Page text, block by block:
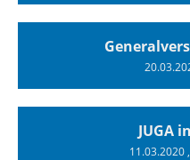
JUGA
11.03.2020